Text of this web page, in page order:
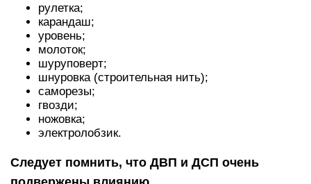
рулетка;
карандаш;
уровень;
молоток;
шуруповерт;
шнуровка (строительная нить);
саморезы;
гвозди;
ножовка;
электролобзик.
Следует помнить, что ДВП и ДСП очень